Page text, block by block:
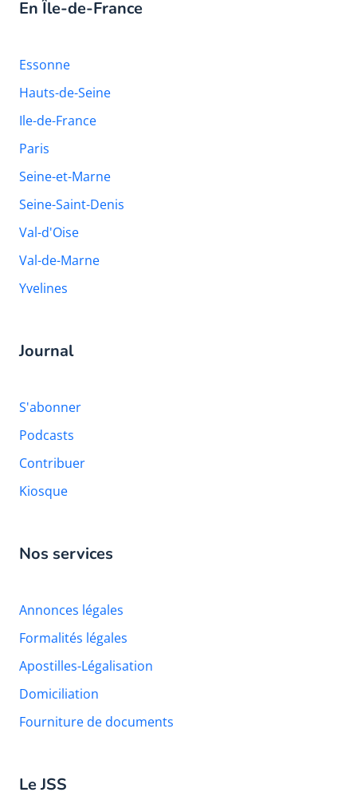
En Île-de-France
Essonne
Hauts-de-Seine
Ile-de-France
Paris
Seine-et-Marne
Seine-Saint-Denis
Val-d'Oise
Val-de-Marne
Yvelines
Journal
S'abonner
Podcasts
Contribuer
Kiosque
Nos services
Annonces légales
Formalités légales
Apostilles-Légalisation
Domiciliation
Fourniture de documents
Le JSS